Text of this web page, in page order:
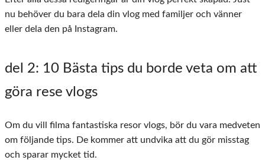
nu behöver du bara dela din vlog med familjer och vänner
eller dela den på Instagram.
del 2: 10 Bästa tips du borde veta om att
göra rese vlogs
Om du vill filma fantastiska resor vlogs, bör du vara medveten
om följande tips. De kommer att undvika att du gör misstag
och sparar mycket tid.